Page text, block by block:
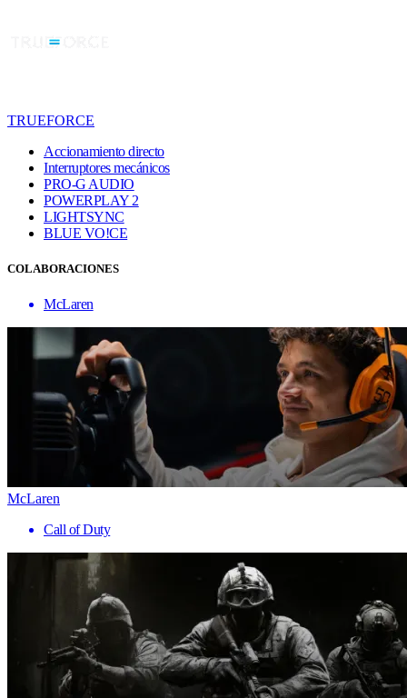
TRUEFORCE
Accionamiento directo
Interruptores mecánicos
PRO-G AUDIO
POWERPLAY 2
LIGHTSYNC
BLUE VO!CE
COLABORACIONES
McLaren
McLaren
Call of Duty